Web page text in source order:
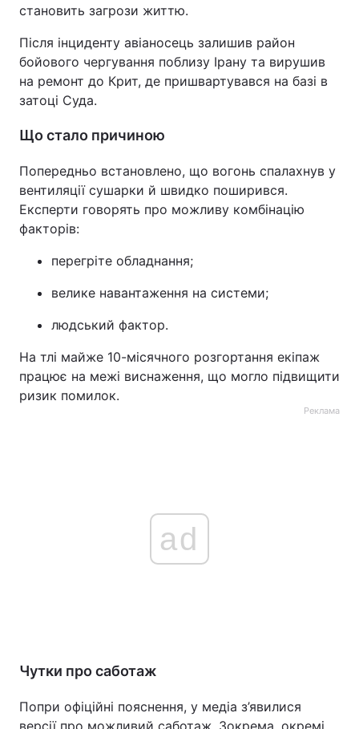
Тема оформлення
становить загрози життю.
Після інциденту авіаносець залишив район
бойового чергування поблизу Ірану та вирушив
на ремонт до Крит, де пришвартувався на базі в
затоці Суда.
Що стало причиною
Попередньо встановлено, що вогонь спалахнув у
вентиляції сушарки й швидко поширився.
Експерти говорять про можливу комбінацію
факторів:
перегріте обладнання;
велике навантаження на системи;
людський фактор.
На тлі майже 10-місячного розгортання екіпаж
працює на межі виснаження, що могло підвищити
ризик помилок.
Реклама
ad
Чутки про саботаж
Попри офіційні пояснення, у медіа з’явилися
версії про можливий саботаж. Зокрема, окремі